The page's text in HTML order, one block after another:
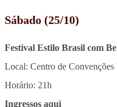
Sábado (25/10)
Festival Estilo Brasil com
Local: Centro de Convenções
Horário: 21h
Ingressos aqui